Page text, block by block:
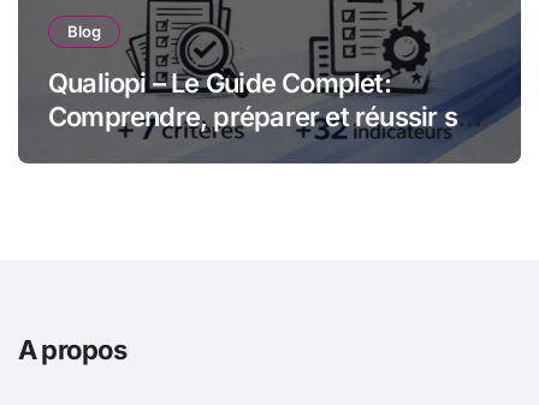
Blog
Qualiopi – Le Guide Complet:
Comprendre, préparer et réussir sa
certification qualité pour les
A propos